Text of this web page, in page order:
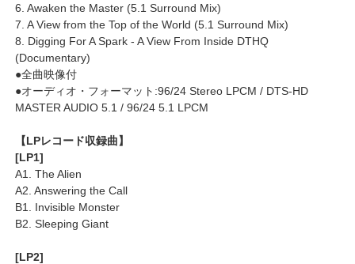
6. Awaken the Master (5.1 Surround Mix)
7. A View from the Top of the World (5.1 Surround Mix)
8. Digging For A Spark - A View From Inside DTHQ
(Documentary)
●全曲映像付
●オーディオ・フォーマット:96/24 Stereo LPCM / DTS-HD
MASTER AUDIO 5.1 / 96/24 5.1 LPCM
【LPレコード収録曲】
[LP1]
A1. The Alien
A2. Answering the Call
B1. Invisible Monster
B2. Sleeping Giant
[LP2]